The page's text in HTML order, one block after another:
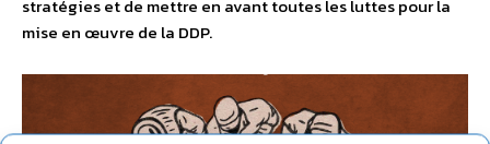
stratégies et de mettre en avant toutes les luttes pour la
mise en œuvre de la DDP.